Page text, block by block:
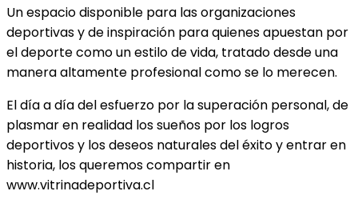
Un espacio disponible para las organizaciones
deportivas y de inspiración para quienes apuestan por
el deporte como un estilo de vida, tratado desde una
manera altamente profesional como se lo merecen.
El día a día del esfuerzo por la superación personal, de
plasmar en realidad los sueños por los logros
deportivos y los deseos naturales del éxito y entrar en
historia, los queremos compartir en
www.vitrinadeportiva.cl